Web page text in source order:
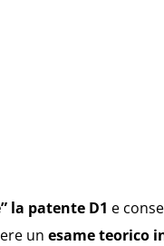
la patente D1 e
un esame teorico